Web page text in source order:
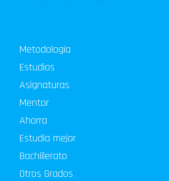
Metodología
Estudios
Asignaturas
Mentor
Ahorra
Estudia mejor
Bachillerato
Otros Grados